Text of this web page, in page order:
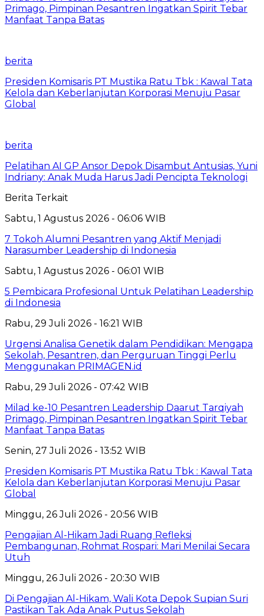
Primago, Pimpinan Pesantren Ingatkan Spirit Tebar
Manfaat Tanpa Batas
berita
Presiden Komisaris PT Mustika Ratu Tbk : Kawal Tata
Kelola dan Keberlanjutan Korporasi Menuju Pasar
Global
berita
Pelatihan AI GP Ansor Depok Disambut Antusias, Yuni
Indriany: Anak Muda Harus Jadi Pencipta Teknologi
Berita Terkait
Sabtu, 1 Agustus 2026 - 06:06 WIB
7 Tokoh Alumni Pesantren yang Aktif Menjadi
Narasumber Leadership di Indonesia
Sabtu, 1 Agustus 2026 - 06:01 WIB
5 Pembicara Profesional Untuk Pelatihan Leadership
di Indonesia
Rabu, 29 Juli 2026 - 16:21 WIB
Urgensi Analisa Genetik dalam Pendidikan: Mengapa
Sekolah, Pesantren, dan Perguruan Tinggi Perlu
Menggunakan PRIMAGEN.id
Rabu, 29 Juli 2026 - 07:42 WIB
Milad ke-10 Pesantren Leadership Daarut Tarqiyah
Primago, Pimpinan Pesantren Ingatkan Spirit Tebar
Manfaat Tanpa Batas
Senin, 27 Juli 2026 - 13:52 WIB
Presiden Komisaris PT Mustika Ratu Tbk : Kawal Tata
Kelola dan Keberlanjutan Korporasi Menuju Pasar
Global
Minggu, 26 Juli 2026 - 20:56 WIB
Pengajian Al-Hikam Jadi Ruang Refleksi
Pembangunan, Rohmat Rospari: Mari Menilai Secara
Utuh
Minggu, 26 Juli 2026 - 20:30 WIB
Di Pengajian Al-Hikam, Wali Kota Depok Supian Suri
Pastikan Tak Ada Anak Putus Sekolah